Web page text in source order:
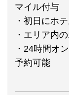
マイル付与
・初日にホ
・エリア内
・24時間オ
予約可能